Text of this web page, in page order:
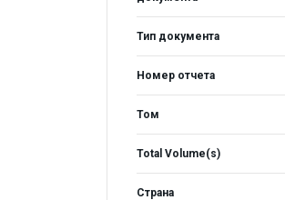
Тип документа
Номер отчета
Том
Total Volume(s)
Страна